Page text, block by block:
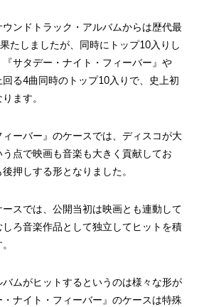
ウンドトラック・アルバムからは歴代最
たしましたが、同時にトップ10入りし
サタデー・ナイト・フィーバー』や
回る4曲同時のトップ10入りで、史上初
ます。
ィーバー』のケースでは、ディスコが大
点で映画も音楽も大きく貢献してお
押しする形となりました。
ースでは、公開当初は映画とも連動して
ろ音楽作品として独立してヒットを積
ムがヒットするというのは様々な形が
ナイト・フィーバー』のケースは特殊